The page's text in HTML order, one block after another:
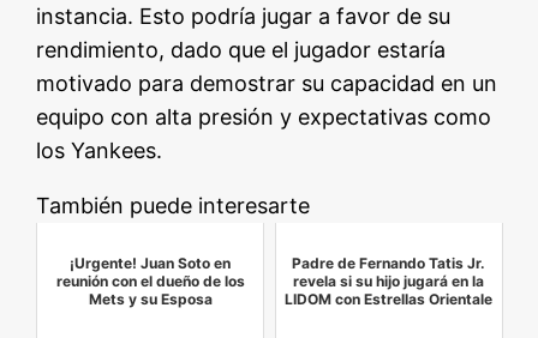
instancia. Esto podría jugar a favor de su
rendimiento, dado que el jugador estaría
motivado para demostrar su capacidad en un
equipo con alta presión y expectativas como
los Yankees.
También puede interesarte
¡Urgente! Juan Soto en
reunión con el dueño de los
Mets y su Esposa
Padre de Fernando Tatis Jr.
revela si su hijo jugará en la
LIDOM con Estrellas Orientale